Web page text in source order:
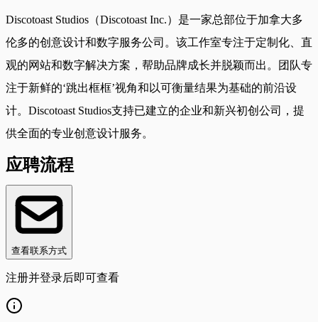
Discotoast Studios（Discotoast Inc.）是一家总部位于加拿大多
伦多的创意设计和数字服务公司。该工作室专注于定制化、直
观的网站和数字解决方案，帮助品牌成长并脱颖而出。团队专
注于新鲜的‘跳出框框’视角和以可衡量结果为基础的前沿设
计。Discotoast Studios支持已建立的企业和新兴初创公司，提
供全面的专业创意设计服务。
应聘流程
查看联系方式
注册并登录后即可查看